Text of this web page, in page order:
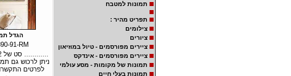
תמונות למטבח
תפריט מהיר :
צילומים
ציורים
ציירים מפורסמים - טיול במוזיאון
ציירים מפורסמים - אינדקס
תמונות של מקומות - מסע עולמי
תמונות בעלי חיים
הגדל
91-RM
ניתן לרכוש גם
לפרטים התקשרו: 09-